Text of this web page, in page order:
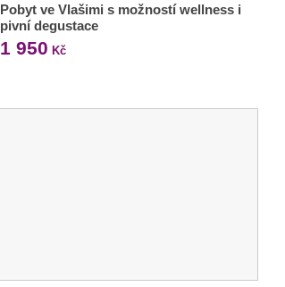
Pobyt ve Vlašimi s možností wellness i
pivní degustace
1 950 Kč